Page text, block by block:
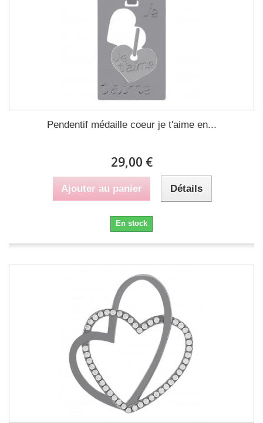
Pendentif médaille coeur je t'aime en...
29,00 €
Ajouter au panier Détails
En stock